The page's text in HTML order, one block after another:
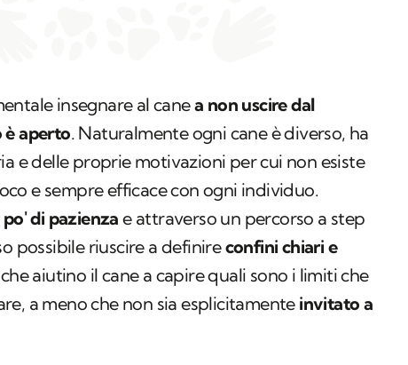
insegnare al canea non uscire dal
è aperto. Naturalmente ogni cane è diverso, ha
e delle proprie motivazioni per cui non esiste
e sempre efficace con ogni individuo.
po' di pazienzae attraverso un percorso a step
possibile riuscire a definireconfini chiari e
che aiutino il cane a capire quali sono i limiti che
a meno che non sia esplicitamente invitato a